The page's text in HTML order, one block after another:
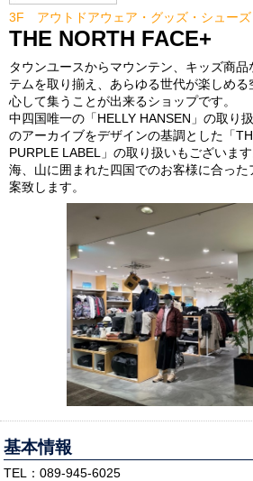
3F アウトドアウェア・グッズ・シューズ
THE NORTH FACE+
タウンユースからマウンテン、キッズ商
テムを取り揃え、あらゆる世代が楽しめ
心して集うことが出来るショップです。
中四国唯一の「HELLY HANSEN」の取り
のアーカイブをデザインの基調とした「
PURPLE LABEL」の取り扱いもございます
海、山に囲まれた四国でのお客様に合っ
案致します。
基本情報
TEL：089-945-6025